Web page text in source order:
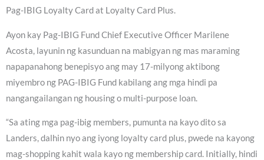
Pag-IBIG Loyalty Card at Loyalty Card Plus.
Ayon kay Pag-IBIG Fund Chief Executive Officer Marilene
Acosta, layunin ng kasunduan na mabigyan ng mas maraming
napapanahong benepisyo ang may 17-milyong aktibong
miyembro ng PAG-IBIG Fund kabilang ang mga hindi pa
nangangailangan ng housing o multi-purpose loan.
“Sa ating mga pag-ibig members, pumunta na kayo dito sa
Landers, dalhin nyo ang iyong loyalty card plus, pwede na kayong
mag-shopping kahit wala kayo ng membership card. Initially, hindi